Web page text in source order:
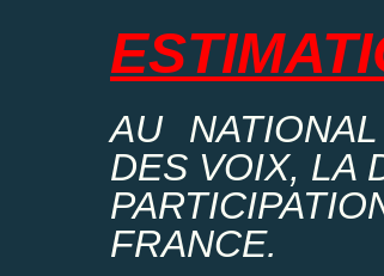
AU
DES VOIX, LA
FRANCE.